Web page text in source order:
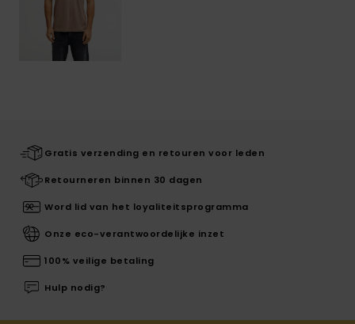
Gratis verzending en retouren voor leden
Retourneren binnen 30 dagen
Word lid van het loyaliteitsprogramma
Onze eco-verantwoordelijke inzet
100% veilige betaling
Hulp nodig?